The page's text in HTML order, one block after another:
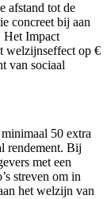
afstand tot de
concreet bij aan
Het Impact
welzijnseffect op €
van sociaal
50 extra
rendement. Bij
met een
streven om in
het welzijn van